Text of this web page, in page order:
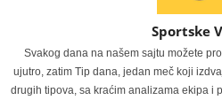
Sportske
Svakog dana na našem sajtu možete
ujutro, zatim Tip dana, jedan meč koji
drugih tipova, sa kraćim analizama ekipa i